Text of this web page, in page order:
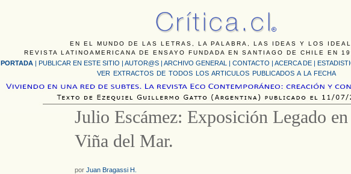
EN EL MUNDO DE LAS LETRAS, LA PALABRA, LAS IDEAS Y LOS
REVISTA LATINOAMERICANA DE ENSAYO FUNDADA EN SANTIAGO DE CHILE EN
PORTADA | PUBLICAR EN ESTE SITIO | AUTOR@S | ARCHIVO GENERAL | CONTACTO | ACERCA DE |
VER EXTRACTOS DE TODOS LOS ARTICULOS PUBLICADOS A LA FECHA
Julio Escámez: Exposición Legado en
Viña del Mar.
por Juan Bragassi H.